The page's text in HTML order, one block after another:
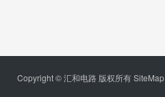
Copyright © 汇和电路 版权所有SiteMap